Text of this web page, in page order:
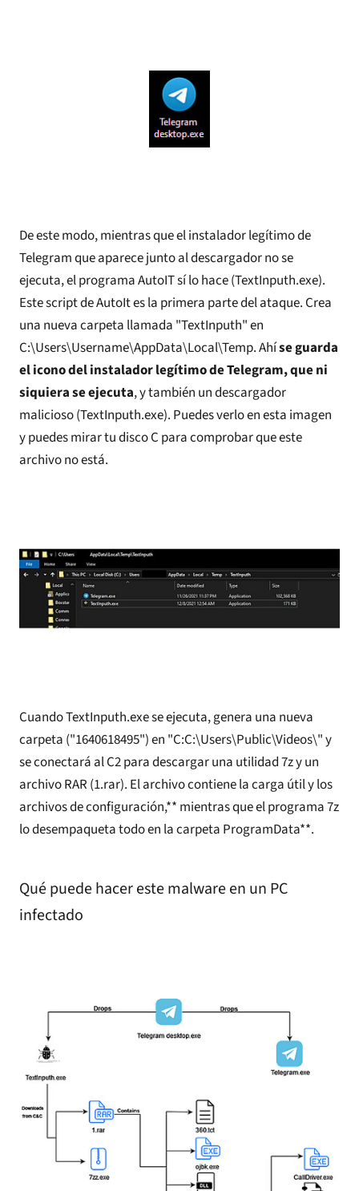
De este modo, mientras que el instalador legítimo de
Telegram que aparece junto al descargador no se
ejecuta, el programa AutoIT sí lo hace (TextInputh.exe).
Este script de AutoIt es la primera parte del ataque. Crea
una nueva carpeta llamada "TextInputh" en
C:\Users\Username\AppData\Local\Temp. Ahíse guarda
el icono del instalador legítimo de Telegram, que ni
siquiera se ejecuta, y también un descargador
malicioso (TextInputh.exe). Puedes verlo en esta imagen
y puedes mirar tu disco C para comprobar que este
archivo no está.
Cuando TextInputh.exe se ejecuta, genera una nueva
carpeta ("1640618495") en "C:C:\Users\Public\Videos\" y
se conectará al C2 para descargar una utilidad 7z y un
archivo RAR (1.rar). El archivo contiene la carga útil y los
archivos de configuración,** mientras que el programa 7z
lo desempaqueta todo en la carpeta ProgramData**.
Qué puede hacer este malware en un PC
infectado